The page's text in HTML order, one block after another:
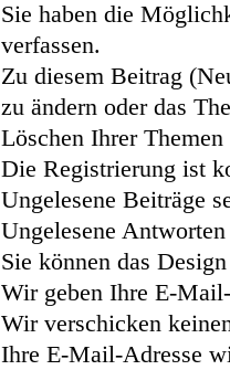
Sie haben die
verfassen.
Zu diesem Beitrag
zu ändern oder das
Löschen Ihrer
Die Registrierung ist
Ungelesene Beiträge
Ungelesene
Sie können das
Wir geben Ihre E-
Wir verschicken
Ihre E-Mail-Adresse